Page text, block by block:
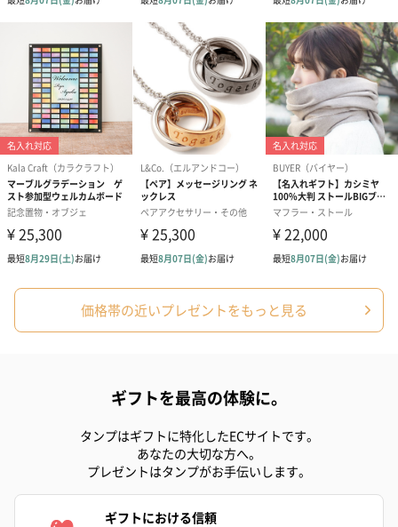
価格帯の近いプレゼントをもっと見る
ギフトを最高の体験に。
タンプはギフトに特化したECサイトです。
あなたの大切な方へ。
プレゼントはタンプがお手伝いします。
ギフトにおける信頼